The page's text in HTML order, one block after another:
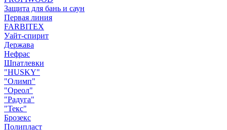
Защита для бань и саун
Первая линия
FARBITEX
Уайт-спирит
Держава
Нефрас
Шпатлевки
"HUSKY"
"Олимп"
"Ореол"
"Радуга"
"Текс"
Брозекс
Полипласт